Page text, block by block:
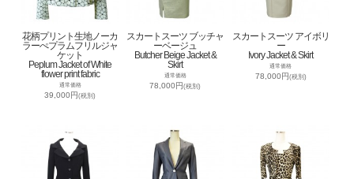
花柄プリント生地ノーカ
ラーぺプラムフリルジャ
ケット
Peplum Jacket of White
flower print fabric
通常価格
39,000円(税別)
スカートスーツ ブッチャ
ーベージュ
Butcher Beige Jacket &
Skirt
通常価格
78,000円(税別)
スカートスーツ アイボリ
ー
Ivory Jacket & Skirt
通常価格
78,000円(税別)